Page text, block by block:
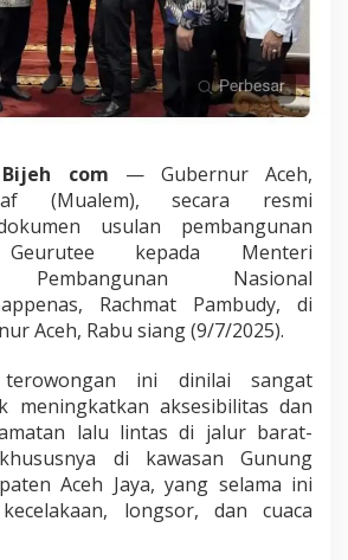
e
H
a
r
a
n
a
r
e
s
l
a
a
t
a
n
com — Gubernur Aceh,
(Mualem), secara resmi
usulan pembangunan
Geurutee kepada Menteri
Pembangunan Nasional
Rachmat Pambudy, di
Aceh, Rabu siang (9/7/2025).
terowongan ini dinilai sangat
meningkatkan aksesibilitas dan
lalu lintas di jalur barat-
di kawasan Gunung
Aceh Jaya, yang selama ini
longsor, dan cuaca